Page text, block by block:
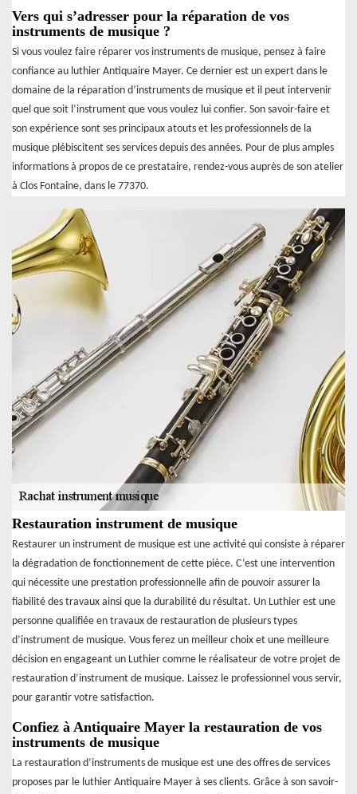
Vers qui s’adresser pour la réparation de vos
instruments de musique ?
Si vous voulez faire réparer vos instruments de musique, pensez à faire
confiance au luthier Antiquaire Mayer. Ce dernier est un expert dans le
domaine de la réparation d’instruments de musique et il peut intervenir
quel que soit l’instrument que vous voulez lui confier. Son savoir-faire et
son expérience sont ses principaux atouts et les professionnels de la
musique plébiscitent ses services depuis des années. Pour de plus amples
informations à propos de ce prestataire, rendez-vous auprès de son atelier
à Clos Fontaine, dans le 77370.
Restauration instrument de musique
Restaurer un instrument de musique est une activité qui consiste à réparer
la dégradation de fonctionnement de cette pièce. C’est une intervention
qui nécessite une prestation professionnelle afin de pouvoir assurer la
fiabilité des travaux ainsi que la durabilité du résultat. Un Luthier est une
personne qualifiée en travaux de restauration de plusieurs types
d’instrument de musique. Vous ferez un meilleur choix et une meilleure
décision en engageant un Luthier comme le réalisateur de votre projet de
restauration d’instrument de musique. Laissez le professionnel vous servir,
pour garantir votre satisfaction.
Confiez à Antiquaire Mayer la restauration de vos
instruments de musique
La restauration d’instruments de musique est une des offres de services
proposes par le luthier Antiquaire Mayer à ses clients. Grâce à son savoir-